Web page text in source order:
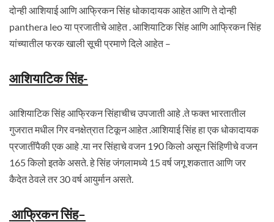
दोन्ही आशियाई आणि आफ्रिकन सिंह धोकादायक आहेत आणि ते दोन्ही
panthera leo या प्रजातीचे आहेत . आशियाटिक सिंह आणि आफ्रिकन सिंह
यांच्यातील फरक खाली सूची प्रमाणे दिले आहेत –
आशियाटिक सिंह-
आशियाटिक सिंह आफ्रिकन सिंहाचीच उपजाती आहे .ते फक्त भारतातील
गुजरात मधील गिर वनक्षेत्रात टिकून आहेत .आशियाई सिंह हा एक धोकादायक
प्रजातींपैकी एक आहे .या नर सिंहाचे वजन 190 किलो असून सिंहिणीचे वजन
165 किलो इतके असते. हे सिंह जंगलामध्ये 15 वर्ष जगू शकतात आणि जर
कैदेत ठेवले तर 30 वर्ष आयुर्मान असते.
आफ्रिकन सिंह–